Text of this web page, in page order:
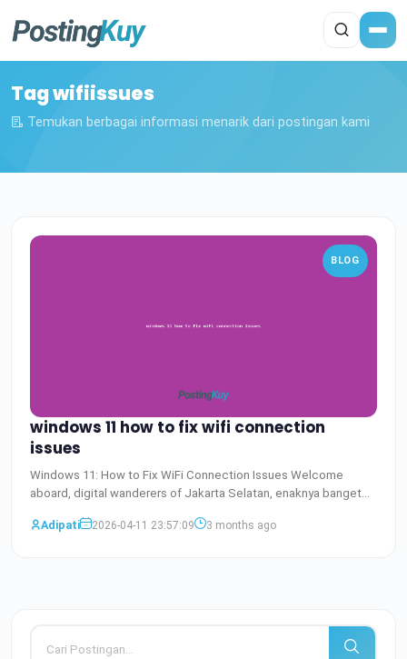
Tag wifiissues
Temukan berbagai informasi menarik dari postingan kami
BLOG
windows 11 how to fix wifi connection
issues
Windows 11: How to Fix WiFi Connection Issues Welcome
aboard, digital wanderers of Jakarta Selatan, enaknya banget
Adipati
2026-04-11 23:57:09 3 months ago